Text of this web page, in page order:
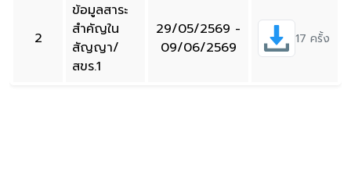
2
ข้อมูลสาระ
สำคัญใน
สัญญา/
สขร.1
29/05/2569 -
09/06/2569
17 ครั้ง